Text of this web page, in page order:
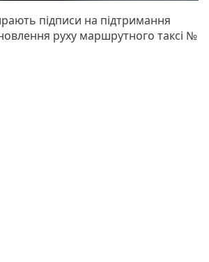
підписи на підтримання
руху маршрутного таксі №